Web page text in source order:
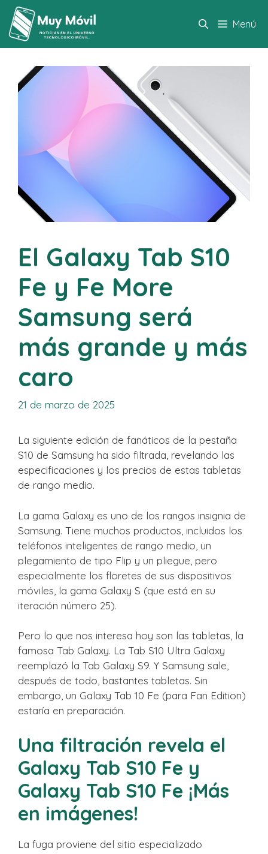
Saltar
contenido
Menú
El Galaxy Tab S10
Fe y Fe More
Samsung será
más grande y más
caro
21 de marzo de 2025
La siguiente edición de fanáticos de la pestaña
S10 de Samsung ha sido filtrada, revelando las
especificaciones y los precios de estas tabletas
de rango medio.
La gama Galaxy es uno de los rangos insignia de
Samsung. Tiene muchos productos, incluidos los
teléfonos inteligentes de rango medio, un
plegamiento de tipo Flip y un pliegue, pero
especialmente los floretes de sus dispositivos
móviles, la gama Galaxy S (que está en su
iteración número 25).
Pero lo que nos interesa hoy son las tabletas, la
famosa Tab Galaxy. La Tab S10 Ultra Galaxy
reemplazó la Tab Galaxy S9. Y Samsung sale,
después de todo, bastantes tabletas. Sin
embargo, un Galaxy Tab 10 Fe (para Fan Edition)
estaría en preparación.
Una filtración revela el
Galaxy Tab S10 Fe y
Galaxy Tab S10 Fe ¡Más
en imágenes!
La fuga proviene del sitio especializado